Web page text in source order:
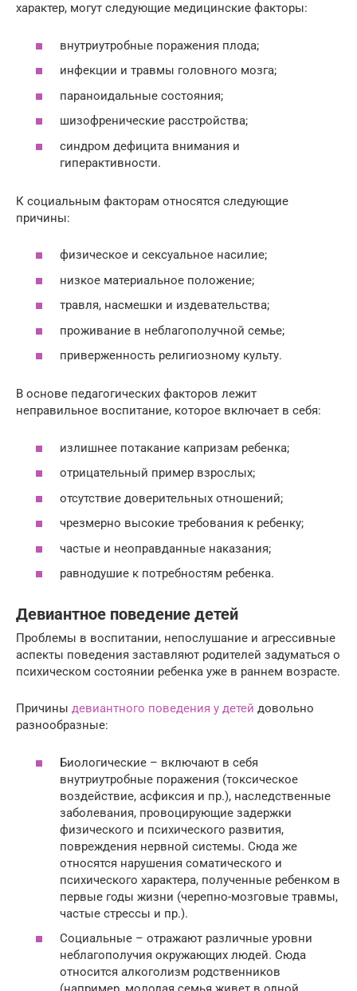
характер, могут следующие медицинские факторы:
внутриутробные поражения плода;
инфекции и травмы головного мозга;
параноидальные состояния;
шизофренические расстройства;
синдром дефицита внимания и
гиперактивности.
К социальным факторам относятся следующие
причины:
физическое и сексуальное насилие;
низкое материальное положение;
травля, насмешки и издевательства;
проживание в неблагополучной семье;
приверженность религиозному культу.
В основе педагогических факторов лежит
неправильное воспитание, которое включает в себя:
излишнее потакание капризам ребенка;
отрицательный пример взрослых;
отсутствие доверительных отношений;
чрезмерно высокие требования к ребенку;
частые и неоправданные наказания;
равнодушие к потребностям ребенка.
Девиантное поведение детей
Проблемы в воспитании, непослушание и агрессивные
аспекты поведения заставляют родителей задуматься о
психическом состоянии ребенка уже в раннем возрасте.
Причины девиантного поведения у детей довольно
разнообразные:
Биологические – включают в себя
внутриутробные поражения (токсическое
воздействие, асфиксия и пр.), наследственные
заболевания, провоцирующие задержки
физического и психического развития,
повреждения нервной системы. Сюда же
относятся нарушения соматического и
психического характера, полученные ребенком в
первые годы жизни (черепно-мозговые травмы,
частые стрессы и пр.).
Социальные – отражают различные уровни
неблагополучия окружающих людей. Сюда
относится алкоголизм родственников